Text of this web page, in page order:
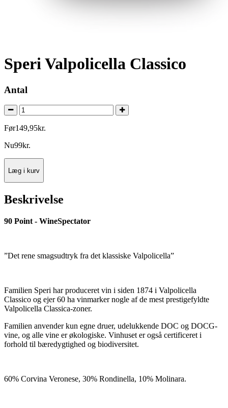
Speri Valpolicella Classico
Antal
Før149,95kr.
Nu99kr.
Læg i kurv
Beskrivelse
90 Point - WineSpectator
”Det rene smagsudtryk fra det klassiske Valpolicella”
Familien Speri har produceret vin i siden 1874 i Valpolicella
Classico og ejer 60 ha vinmarker nogle af de mest prestigefyldte
Valpolicella Classica-zoner.
Familien anvender kun egne druer, udelukkende DOC og DOCG-
vine, og alle vine er økologiske. Vinhuset er også certificeret i
forhold til bæredygtighed og biodiversitet.
60% Corvina Veronese, 30% Rondinella, 10% Molinara.